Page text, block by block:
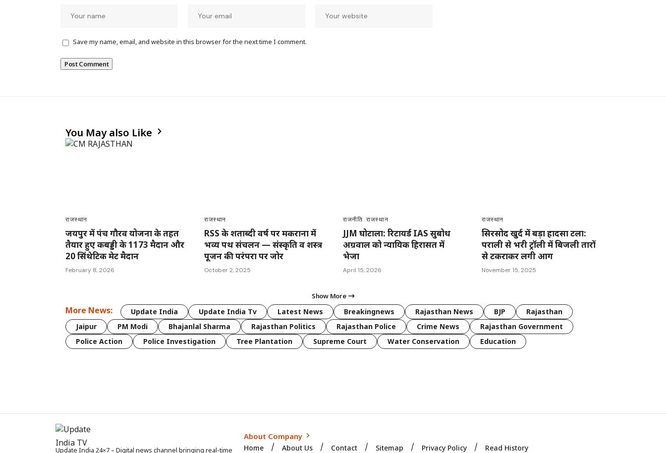
Save my name, email, and website in this browser for the next time I comment.
You May also Like
राजस्थान
जयपुर में पंच गौरव योजना के तहत
तैयार हुए कबड्डी के 1173 मैदान और
20 सिंथेटिक मेट मैदान
February 8, 2026
राजस्थान
RSS के शताब्दी वर्ष पर मकराना में
भव्य पथ संचलन — संस्कृति व शस्त्र
पूजन की परंपरा पर जोर
October 2, 2025
राजनीति राजस्थान
JJM घोटाला: रिटायर्ड IAS सुबोध
अग्रवाल को न्यायिक हिरासत में
भेजा
April 15, 2026
राजस्थान
सिरसोद खुर्द में बड़ा हादसा टला:
पराली से भरी ट्रॉली में बिजली तारों
से टकराकर लगी आग
November 15, 2025
Show More
More News: Update India Update India Tv Latest News Breakingnews Rajasthan News BJP
Rajasthan
Jaipur
PM Modi Bhajanlal Sharma Rajasthan Politics Rajasthan Police Crime News
Rajasthan Government
Police Action
Police Investigation Tree Plantation Supreme Court Water Conservation Education
Update India 24×7 – Digital news channel bringing real-time
About Company
Home About Us Contact Sitemap Privacy Policy Read History